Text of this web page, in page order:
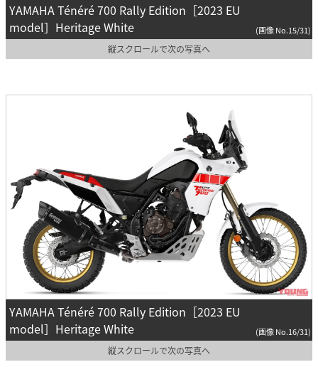
YAMAHA Ténéré 700 Rally Edition［2023 EU
model］Heritage White
(画像 No.15/31)
縦スクロールで次の写真へ
YAMAHA Ténéré 700 Rally Edition［2023 EU
model］Heritage White
(画像 No.16/31)
縦スクロールで次の写真へ